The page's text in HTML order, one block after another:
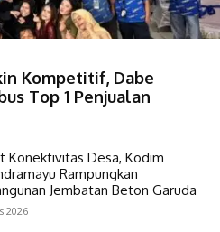
Kompetitif, Dabe
Top 1 Penjualan
Konektivitas Desa, Kodim
Rampungkan
Jembatan Beton Garuda
2026